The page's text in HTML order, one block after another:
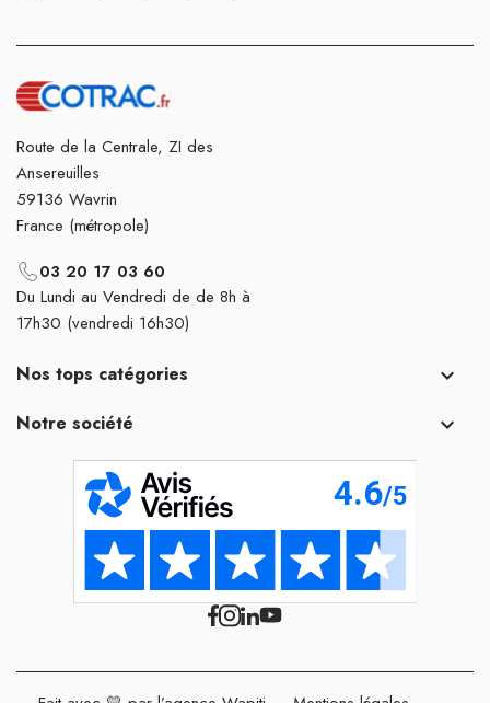
Route de la Centrale, ZI des
Ansereuilles
59136 Wavrin
France (métropole)
03 20 17 03 60
Du Lundi au Vendredi de de 8h à
17h30 (vendredi 16h30)
Nos tops catégories 
Notre société 